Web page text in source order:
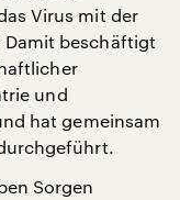
Virus mit der
Damit beschäftigt
und
hat gemeinsam
Sorgen